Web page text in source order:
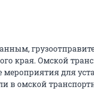
края. Омской
мероприятия для
в омской